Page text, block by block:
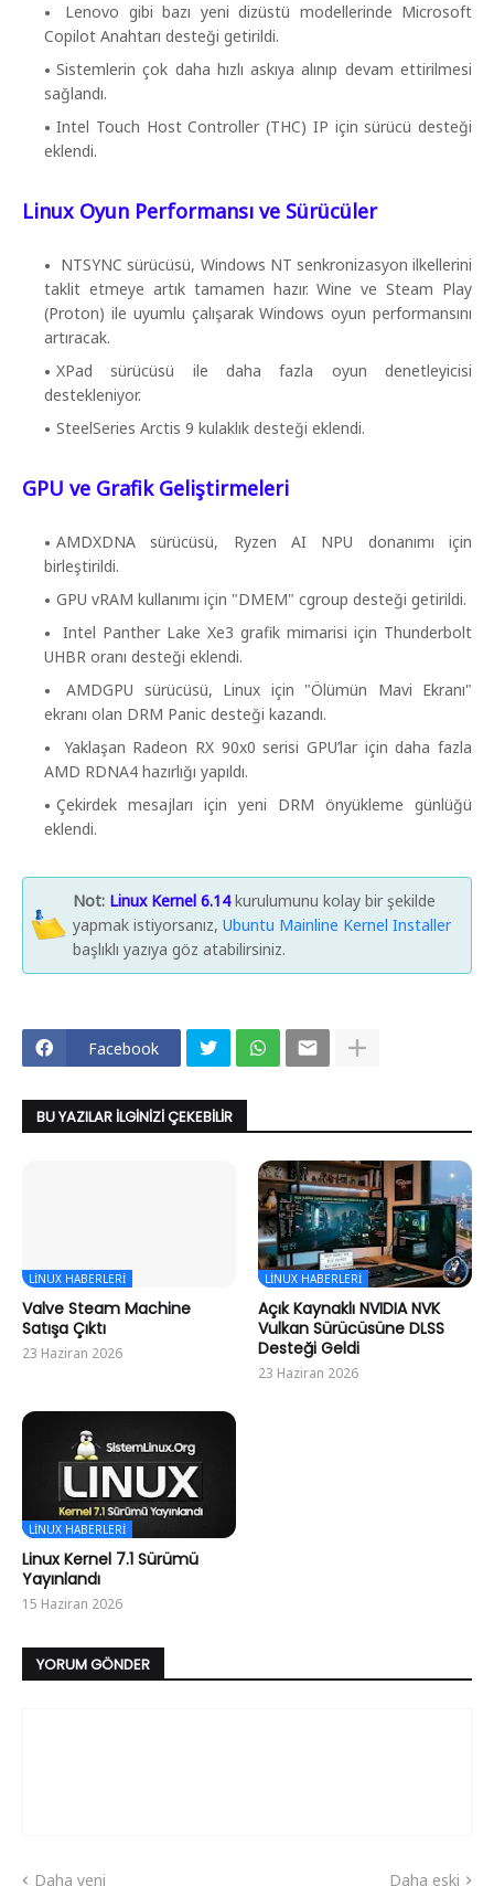
Lenovo gibi bazı yeni dizüstü modellerinde Microsoft
Copilot Anahtarı desteği getirildi.
Sistemlerin çok daha hızlı askıya alınıp devam ettirilmesi
sağlandı.
Intel Touch Host Controller (THC) IP için sürücü desteği
eklendi.
Linux Oyun Performansı ve Sürücüler
NTSYNC sürücüsü, Windows NT senkronizasyon ilkellerini
taklit etmeye artık tamamen hazır. Wine ve Steam Play
(Proton) ile uyumlu çalışarak Windows oyun performansını
artıracak.
XPad sürücüsü ile daha fazla oyun denetleyicisi
destekleniyor.
SteelSeries Arctis 9 kulaklık desteği eklendi.
GPU ve Grafik Geliştirmeleri
AMDXDNA sürücüsü, Ryzen AI NPU donanımı için
birleştirildi.
GPU vRAM kullanımı için "DMEM" cgroup desteği getirildi.
Intel Panther Lake Xe3 grafik mimarisi için Thunderbolt
UHBR oranı desteği eklendi.
AMDGPU sürücüsü, Linux için "Ölümün Mavi Ekranı"
ekranı olan DRM Panic desteği kazandı.
Yaklaşan Radeon RX 90x0 serisi GPU’lar için daha fazla
AMD RDNA4 hazırlığı yapıldı.
Çekirdek mesajları için yeni DRM önyükleme günlüğü
eklendi.
Not: Linux Kernel 6.14kurulumunu kolay bir şekilde
yapmak istiyorsanız, Ubuntu Mainline Kernel Installer
başlıklı yazıya göz atabilirsiniz.
Facebook
BU YAZILAR İLGINIZI ÇEKEBILIR
LINUX HABERLERI
Valve Steam Machine
Satışa Çıktı
23 Haziran 2026
LINUX HABERLERI
Açık Kaynaklı NVIDIA NVK
Vulkan Sürücüsüne DLSS
Desteği Geldi
23 Haziran 2026
LINUX HABERLERI
Linux Kernel 7.1 Sürümü
Yayınlandı
15 Haziran 2026
YORUM GÖNDER
Daha yeni Daha eski